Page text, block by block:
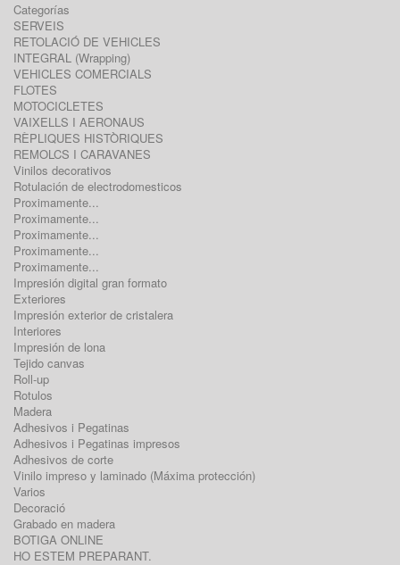
Categorías
SERVEIS
RETOLACIÓ DE VEHICLES
INTEGRAL (Wrapping)
VEHICLES COMERCIALS
FLOTES
MOTOCICLETES
VAIXELLS I AERONAUS
RÈPLIQUES HISTÒRIQUES
REMOLCS I CARAVANES
Vinilos decorativos
Rotulación de electrodomesticos
Proximamente...
Proximamente...
Proximamente...
Proximamente...
Proximamente...
Impresión digital gran formato
Exteriores
Impresión exterior de cristalera
Interiores
Impresión de lona
Tejido canvas
Roll-up
Rotulos
Madera
Adhesivos i Pegatinas
Adhesivos i Pegatinas impresos
Adhesivos de corte
Vinilo impreso y laminado (Máxima protección)
Varios
Decoració
Grabado en madera
BOTIGA ONLINE
HO ESTEM PREPARANT.